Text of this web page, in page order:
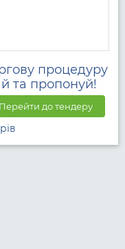
процедуру
та пропонуй!
Перейти до тендеру